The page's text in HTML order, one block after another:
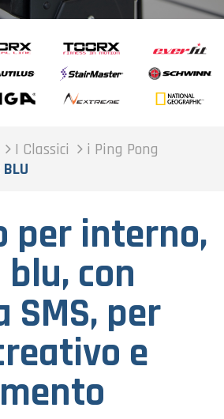
I Classici
i Ping Pong
BLU
per interno,
con
SMS, per
e